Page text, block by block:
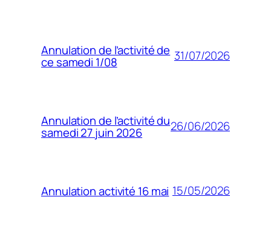
Annulation de l’activité de
ce samedi 1/08 31/07/2026
Annulation de l’activité du
samedi 27 juin 2026 26/06/2026
Annulation activité 16 mai 15/05/2026